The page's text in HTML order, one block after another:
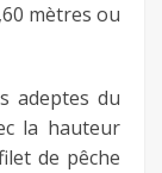
mètres ou
adeptes du
la hauteur
de pêche